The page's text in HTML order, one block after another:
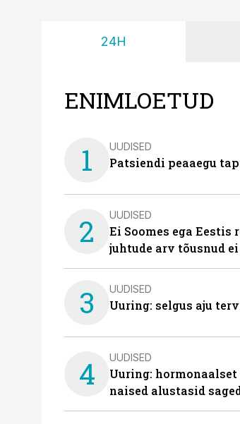
24H
ENIMLOETUD
1 UUDISED
Patsiendi peaaegu
2 UUDISED
Ei Soomes ega
juhtude arv tõusnud
3 UUDISED
Uuring: selgus aju
4 UUDISED
Uuring:
naised alustasid